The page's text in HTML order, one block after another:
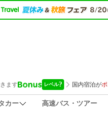
カー 高速バス・ツアー